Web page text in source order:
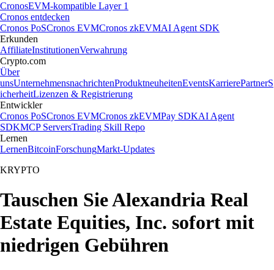
CronosEVM-kompatible Layer 1
Cronos entdecken
Cronos PoSCronos EVMCronos zkEVMAI Agent SDK
Erkunden
AffiliateInstitutionenVerwahrung
Crypto.com
Über
unsUnternehmensnachrichtenProduktneuheitenEventsKarrierePartnerS
icherheitLizenzen & Registrierung
Entwickler
Cronos PoSCronos EVMCronos zkEVMPay SDKAI Agent
SDKMCP ServersTrading Skill Repo
Lernen
LernenBitcoinForschungMarkt-Updates
KRYPTO
Tauschen Sie Alexandria Real
Estate Equities, Inc. sofort mit
niedrigen Gebühren